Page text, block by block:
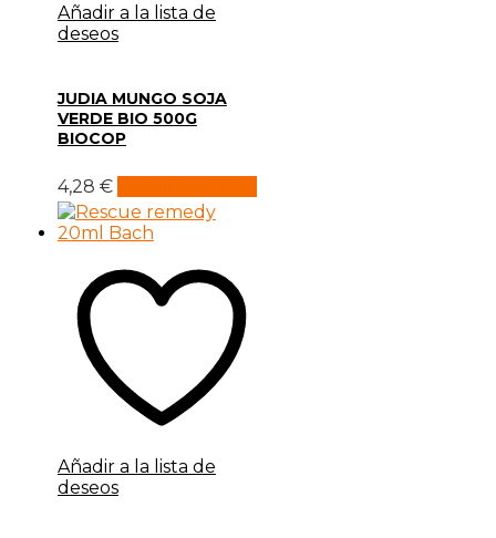
Añadir a la lista de
deseos
JUDIA MUNGO SOJA
VERDE BIO 500G
BIOCOP
4,28 €
Añadir a la lista de
deseos